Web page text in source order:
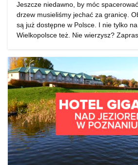
Jeszcze niedawno, by móc
drzew musieliśmy jechać za granicę.
są już dostępne w Polsce. I nie tylko
Wielkopolsce też. Nie wierzysz?